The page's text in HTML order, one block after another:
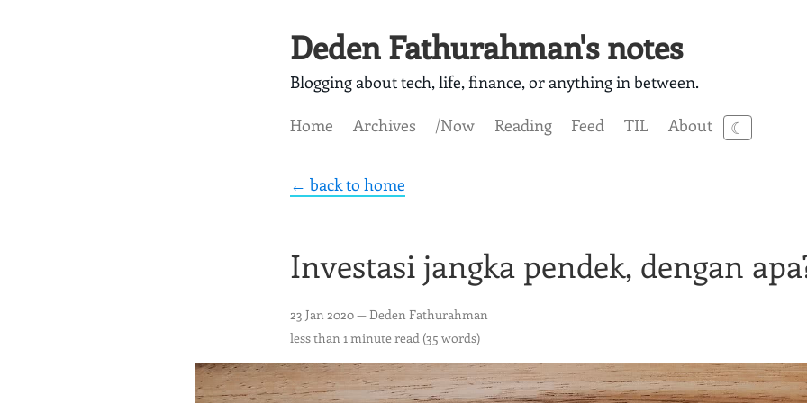
Deden Fathurahman's notes
Blogging about tech, life, finance, or anything in between.
Home
Archives /Now Reading Feed TIL About ☾
← back to home
Investasi jangka pendek, dengan
23 Jan 2020— Deden Fathurahman
less than 1 minute read (35 words)